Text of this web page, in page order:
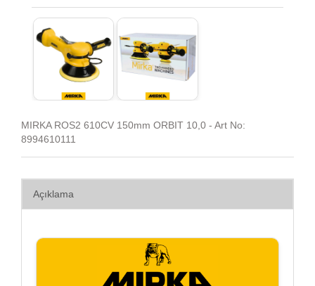
MIRKA ROS2 610CV 150mm ORBIT 10,0 - Art No:
8994610111
Açıklama